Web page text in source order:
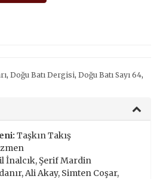
, Doğu Batı Dergisi, Doğu Batı Sayı 64,
Taşkın Takış
İnalcık, Şerif Mardin
Ali Akay, Simten Coşar,